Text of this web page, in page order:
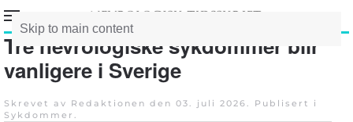
Skip to main content
Tre nevrologiske sykdommer blir
vanligere i Sverige
Skrevet av Redaktionen den 03. juli 2026. Publisert i
Sykdommer .